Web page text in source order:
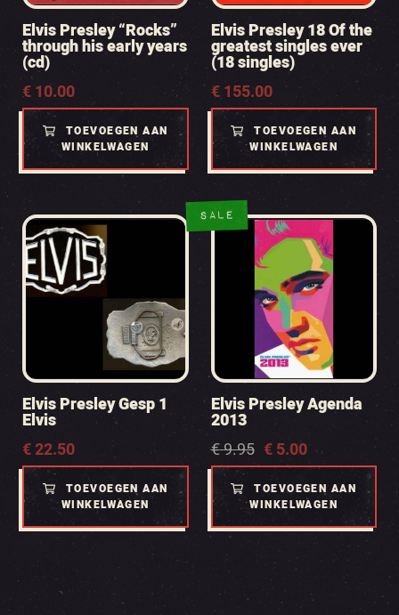
Elvis Presley “Rocks”
through his early years
(cd)
€10.00
TOEVOEGEN AAN
WINKELWAGEN
Elvis Presley 18 Of the
greatest singles ever
(18 singles)
€155.00
TOEVOEGEN AAN
WINKELWAGEN
Elvis Presley Gesp 1
Elvis
€22.50
TOEVOEGEN AAN
WINKELWAGEN
SALE
Elvis Presley Agenda
2013
€9.95
Oorspronkelijke
prijs
was:
€ 9.95.
€5.00
Huidige
prijs
€ 5.00.
TOEVOEGEN AAN
WINKELWAGEN